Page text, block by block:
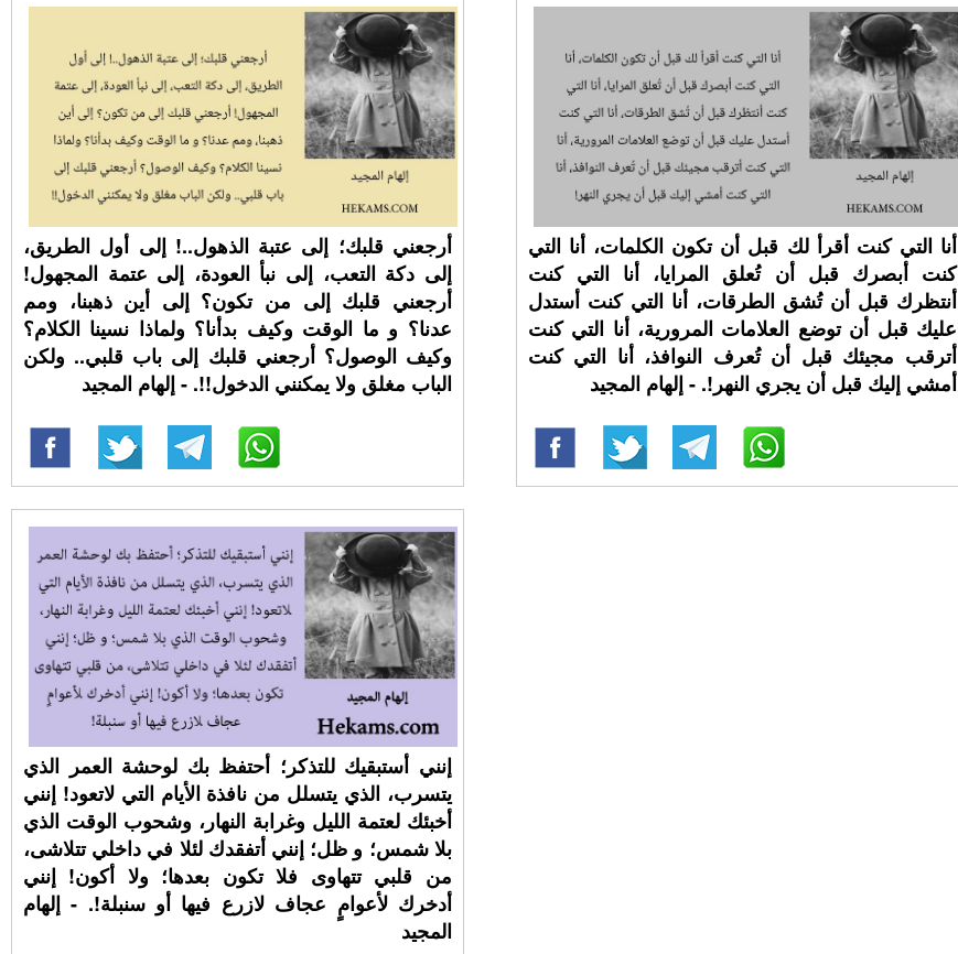
أرجعني قلبك؛ إلى عتبة الذهول..! إلى أول الطريق،
إلى دكة التعب، إلى نبأ العودة، إلى عتمة المجهول!
أرجعني قلبك إلى من تكون؟ إلى أين ذهبنا، ومم
عدنا؟ و ما الوقت وكيف بدأنا؟ ولماذا نسينا الكلام؟
وكيف الوصول؟ أرجعني قلبك إلى باب قلبي.. ولكن
الباب مغلق ولا يمكنني الدخول!!. - إلهام المجيد
أنا التي كنت أقرأ لك قبل أن تكون الكلمات، أنا التي
كنت أبصرك قبل أن تُعلق المرايا، أنا التي كنت
أنتظرك قبل أن تُشق الطرقات، أنا التي كنت أستدل
عليك قبل أن توضع العلامات المرورية، أنا التي كنت
أترقب مجيئك قبل أن تُعرف النوافذ، أنا التي كنت
أمشي إليك قبل أن يجري النهر!. - إلهام المجيد
إنني أستبقيك للتذكر؛ أحتفظ بك لوحشة العمر الذي
يتسرب، الذي يتسلل من نافذة الأيام التي لاتعود! إنني
أخبئك لعتمة الليل وغرابة النهار، وشحوب الوقت الذي
بلا شمس؛ و ظل؛ إنني أتفقدك لئلا في داخلي تتلاشى،
من قلبي تتهاوى فلا تكون بعدها؛ ولا أكون! إنني
أدخرك لأعوامٍ عجاف لازرع فيها أو سنبلة!. - إلهام
المجيد